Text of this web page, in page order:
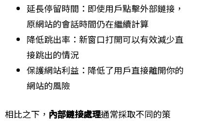
延長停留時間：即使用戶點擊外部鏈接，
原網站的會話時間仍在繼續計算
降低跳出率：新窗口打開可以有效減少直
接跳出的情況
保護網站利益：降低了用戶直接離開你的
網站的風險
相比之下， 內部鏈接處理通常採取不同的策